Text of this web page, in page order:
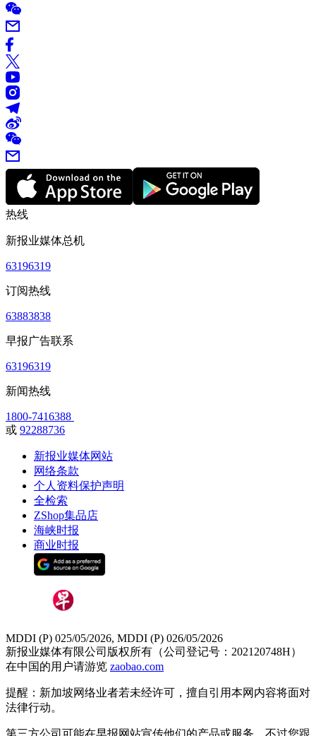
热线
新报业媒体总机
63196319
订阅热线
63883838
早报广告联系
63196319
新闻热线
1800-7416388
或 92288736
新报业媒体网站
网络条款
个人资料保护声明
全检索
ZShop集品店
海峡时报
商业时报
MDDI (P) 025/05/2026, MDDI (P) 026/05/2026
新报业媒体有限公司版权所有（公司登记号：202120748H）
在中国的用户请游览 zaobao.com
提醒：新加坡网络业者若未经许可，擅自引用本网内容将面对
法律行动。
第三方公司可能在早报网站宣传他们的产品或服务。不过您跟